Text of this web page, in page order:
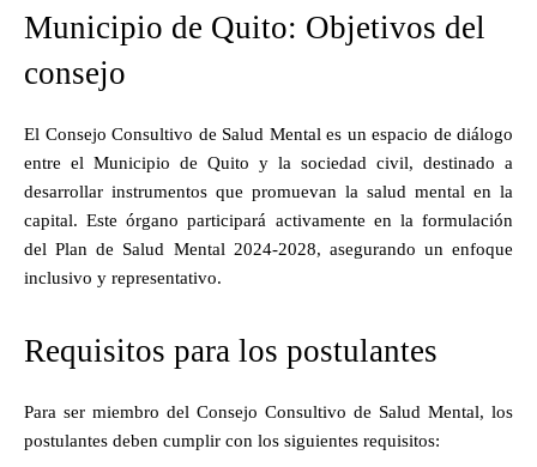
Municipio de Quito: Objetivos del
consejo
El Consejo Consultivo de Salud Mental es un espacio de diálogo
entre el Municipio de Quito y la sociedad civil, destinado a
desarrollar instrumentos que promuevan la salud mental en la
capital. Este órgano participará activamente en la formulación
del Plan de Salud Mental 2024-2028, asegurando un enfoque
inclusivo y representativo.
Requisitos para los postulantes
Para ser miembro del Consejo Consultivo de Salud Mental, los
postulantes deben cumplir con los siguientes requisitos: